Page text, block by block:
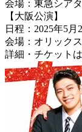
会場：東急シア
【大阪公演】
日程：2025年5
会場：オリック
詳細・チケットは